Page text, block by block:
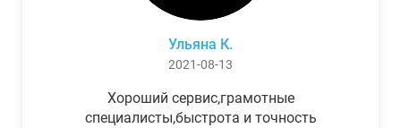
Ульяна К.
2021-08-13
Хороший сервис,грамотные
специалисты,быстрота и точность